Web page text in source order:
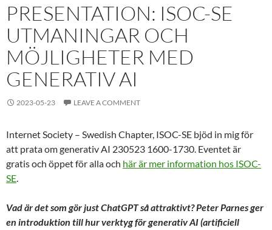
PRESENTATION: ISOC-SE
UTMANINGAR OCH
MÖJLIGHETER MED
GENERATIV AI
2023-05-23 LEAVE A COMMENT
Internet Society – Swedish Chapter, ISOC-SE bjöd in mig för
att prata om generativ AI 230523 1600-1730. Eventet är
gratis och öppet för alla och här är mer information hos ISOC-
SE.
Vad är det som gör just ChatGPT så attraktivt? Peter Parnes ger
en introduktion till hur verktyg för generativ AI (artificiell